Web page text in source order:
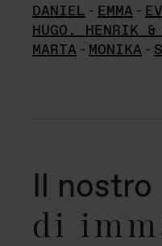
DANIEL - EMMA -
HUGO, HENRIK
MARTA - MONIKA -
Il nostro
di